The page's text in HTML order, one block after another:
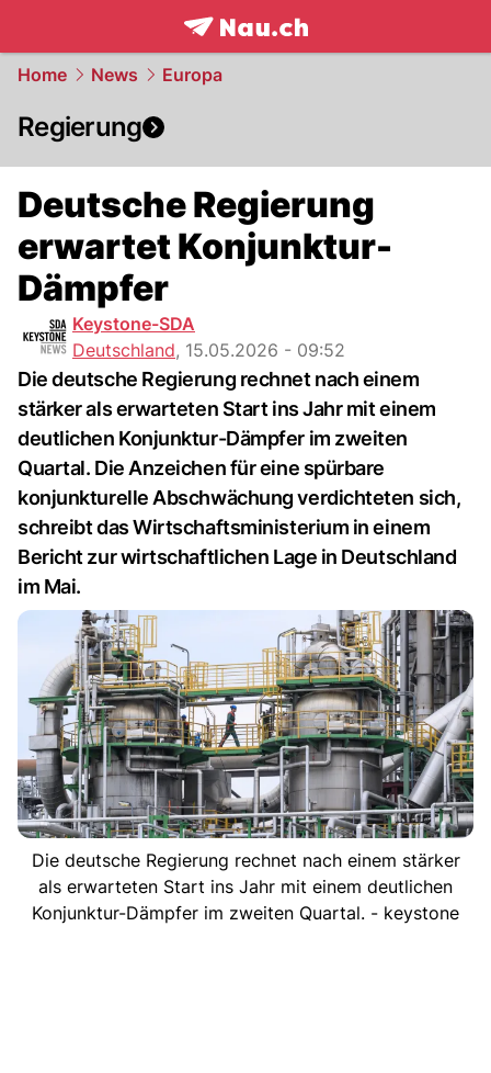
frontpage.NAU.ch
Home News Europa
Regierung
Deutsche Regierung
erwartet Konjunktur-
Dämpfer
Keystone-SDA
Deutschland, 15.05.2026 - 09:52
Die deutsche Regierung rechnet nach einem
stärker als erwarteten Start ins Jahr mit einem
deutlichen Konjunktur-Dämpfer im zweiten
Quartal. Die Anzeichen für eine spürbare
konjunkturelle Abschwächung verdichteten sich,
schreibt das Wirtschaftsministerium in einem
Bericht zur wirtschaftlichen Lage in Deutschland
im Mai.
Die deutsche Regierung rechnet nach einem stärker
als erwarteten Start ins Jahr mit einem deutlichen
Konjunktur-Dämpfer im zweiten Quartal. - keystone